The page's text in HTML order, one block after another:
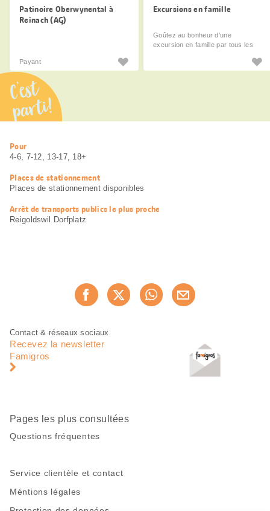
Patinoire Oberwynental à
Reinach (AG)
Payant
Excursions en famille
Goûtez au bonheur d’une
excursion en famille par tous les
C’est
parti!
Informations
utiles
Pour
4-6, 7-12, 13-17, 18+
Places de stationnement
Places de stationnement disponibles
Arrêt de transports publics le plus proche
Reigoldswil Dorfplatz
Recommander maintenant
Pied
page
Navigation
pied
Contact & réseaux sociaux
Recevez la newsletter
Famigros
Pages les plus consultées
Questions fréquentes
Service clientèle et contact
Méntions légales